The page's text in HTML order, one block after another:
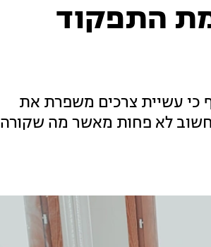
התפקוד
עשיית צרכים משפרת את
חשוב לא פחות מאשר מה שקורה